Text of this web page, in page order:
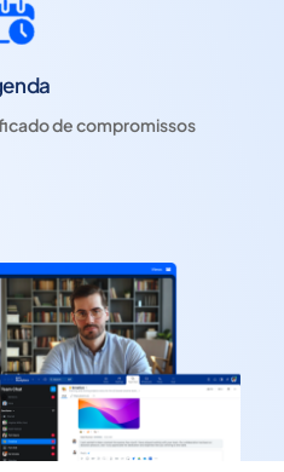
de compromissos